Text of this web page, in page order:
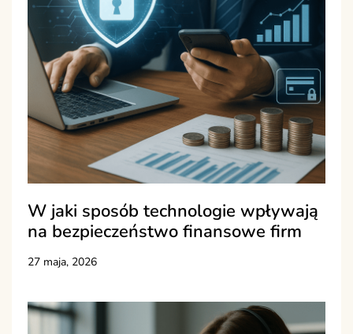
W jaki sposób technologie wpływają
na bezpieczeństwo finansowe firm
27 maja, 2026